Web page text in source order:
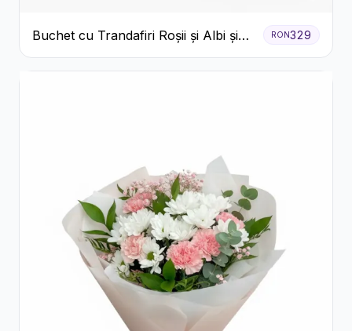
Buchet cu Trandafiri Roșii și Albi și
Gypsophila
RON329